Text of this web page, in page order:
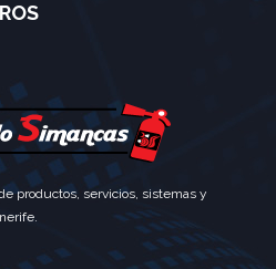
productos, servicios, sistemas y